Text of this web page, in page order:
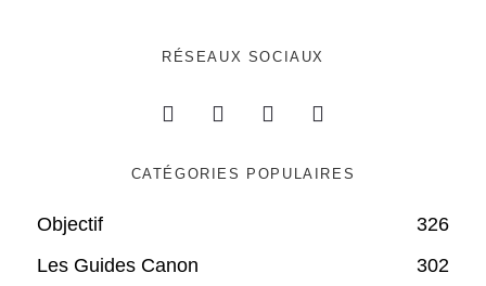
RÉSEAUX SOCIAUX
CATÉGORIES POPULAIRES
Objectif
326
Les Guides Canon
302